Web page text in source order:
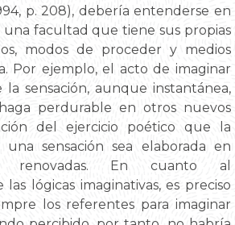
p. 208), debería entenderse en
facultad que tiene sus propias
modos de proceder y medios
Por ejemplo, el acto de imaginar
sensación, aunque instantánea,
perdurable en otros nuevos
del ejercicio poético que la
una sensación sea elaborada en
renovadas. En cuanto al
lógicas imaginativas, es preciso
los referentes para imaginar